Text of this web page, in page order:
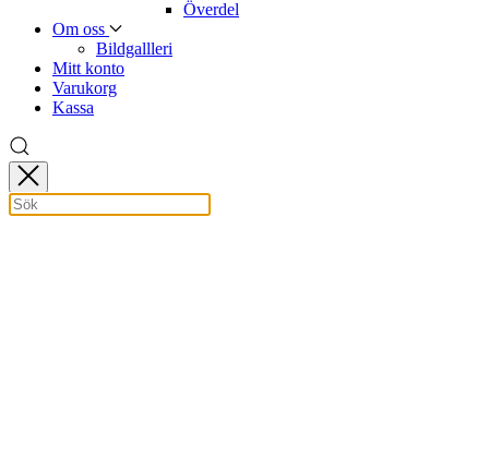
Överdel
Om oss
Bildgallleri
Mitt konto
Varukorg
Kassa